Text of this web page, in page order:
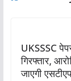
UKSSSC
गिरफ्तार,
जाएगी